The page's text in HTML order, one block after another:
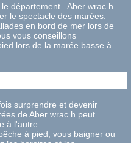
département . Aber wrac h
le spectacle des marées.
en bord de mer lors de
vous conseillons
lors de la marée basse à
surprendre et devenir
de Aber wrac h peut
à l'autre.
à pied, vous baigner ou